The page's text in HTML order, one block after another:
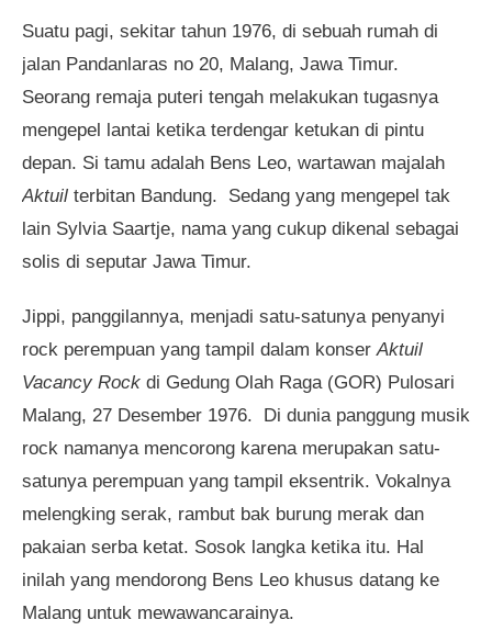
Suatu pagi, sekitar tahun 1976, di sebuah rumah di
jalan Pandanlaras no 20, Malang, Jawa Timur.
Seorang remaja puteri tengah melakukan tugasnya
mengepel lantai ketika terdengar ketukan di pintu
depan. Si tamu adalah Bens Leo, wartawan majalah
Aktuil terbitan Bandung. Sedang yang mengepel tak
lain Sylvia Saartje, nama yang cukup dikenal sebagai
solis di seputar Jawa Timur.
Jippi, panggilannya, menjadi satu-satunya penyanyi
rock perempuan yang tampil dalam konserAktuil
Vacancy Rock di Gedung Olah Raga (GOR) Pulosari
Malang, 27 Desember 1976. Di dunia panggung musik
rock namanya mencorong karena merupakan satu-
satunya perempuan yang tampil eksentrik. Vokalnya
melengking serak, rambut bak burung merak dan
pakaian serba ketat. Sosok langka ketika itu. Hal
inilah yang mendorong Bens Leo khusus datang ke
Malang untuk mewawancarainya.